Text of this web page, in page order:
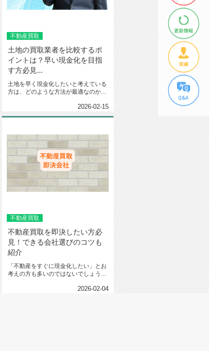
不動産買取
土地の買取業者を比較するポ
イントは？早い現金化を目指
す方必見...
土地を早く現金化したいと考えている
方は、どのような方法が最適なのかお
2026-02-15
不動産買取
不動産買取を即決したい方必
見！できる会社選びのコツも
紹介
「不動産をすぐに現金化したい」とお
考えの方も多いのではないでしょう
2026-02-04